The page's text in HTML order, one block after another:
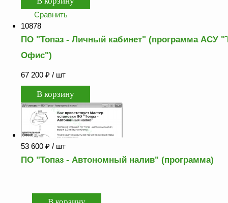
Сравнить
10878
ПО "Топаз - Личный кабинет" (программа АСУ
Офис")
67 200 ₽ / шт
53 600 ₽ / шт
ПО "Топаз - Автономный налив" (программа)